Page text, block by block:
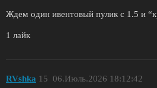
Ждем один ивентовый пулик с 1.5 и
1 лайк
RVshka 06.Июль.2026 18:12:42
15